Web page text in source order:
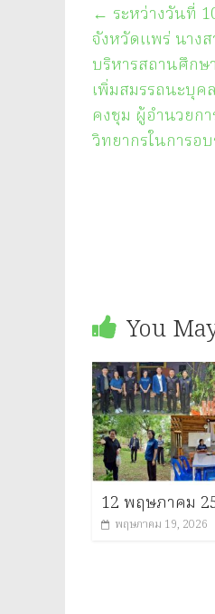
← ระหว่างวันที่
จังหวัดแพร่ นาง
บริหารสถานศึกษ
เพิ่มสมรรถนะบุ
คงชุม ผู้อำนวยก
วิทยากรในการ
You
12 พฤษภาคม
พฤษภาคม 19, 2026